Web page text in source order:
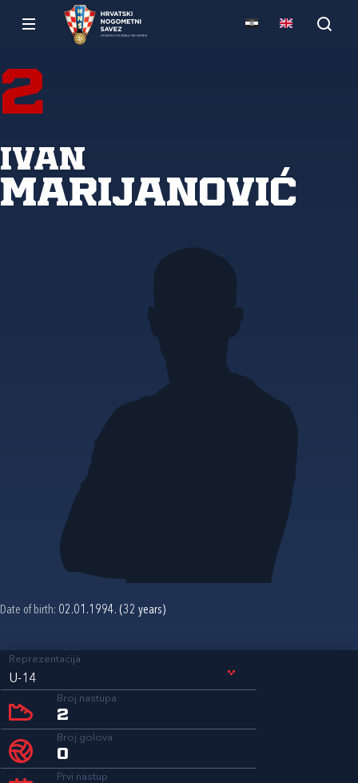
2
Ivan
Marijanović
Date of birth: 02.01.1994. (32 years)
Reprezentacija
U-14
Broj nastupa
2
Broj golova
0
Prvi nastup